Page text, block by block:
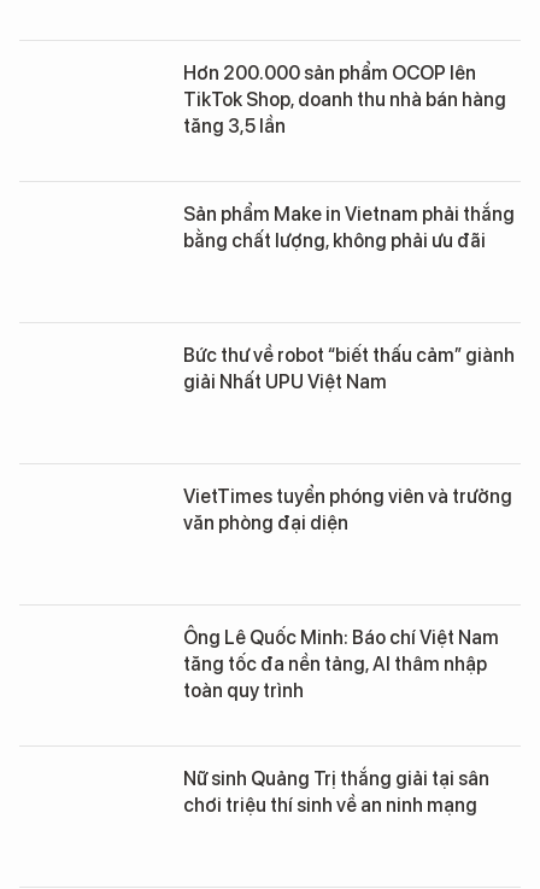
Hơn 200.000 sản phẩm OCOP lên
TikTok Shop, doanh thu nhà bán hàng
tăng 3,5 lần
Sản phẩm Make in Vietnam phải thắng
bằng chất lượng, không phải ưu đãi
Bức thư về robot “biết thấu cảm” giành
giải Nhất UPU Việt Nam
VietTimes tuyển phóng viên và trưởng
văn phòng đại diện
Ông Lê Quốc Minh: Báo chí Việt Nam
tăng tốc đa nền tảng, AI thâm nhập
toàn quy trình
Nữ sinh Quảng Trị thắng giải tại sân
chơi triệu thí sinh về an ninh mạng